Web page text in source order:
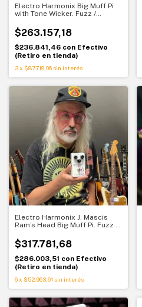
Electro Harmonix Big Muff Pi
with Tone Wicker. Fuzz /
mayor versatilidad tonal
$263.157,18
$236.841,46 con Efectivo
(Retiro en tienda)
3x $87.719,06 sin interés
Electro Harmonix J. Mascis
Ram’s Head Big Muff Pi. Fuzz /
icónico del rock alternativo
$317.781,68
$286.003,51 con Efectivo
(Retiro en tienda)
6x $52.963,61 sin interés